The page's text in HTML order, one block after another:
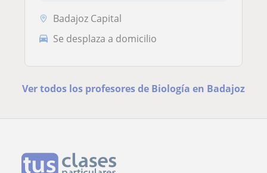
Badajoz Capital
Se desplaza a domicilio
Ver todos los profesores de Biología en Badajoz